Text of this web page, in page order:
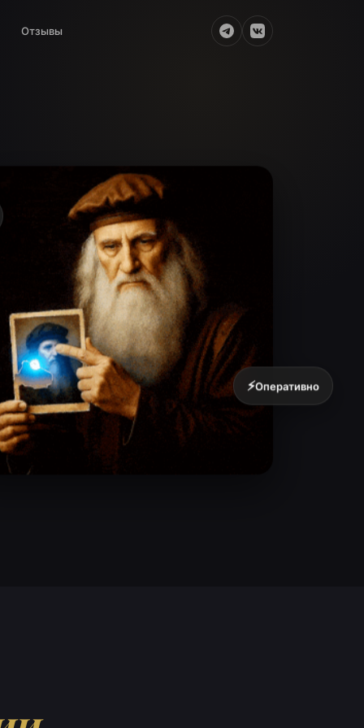
Отзывы
⚡ Оперативно